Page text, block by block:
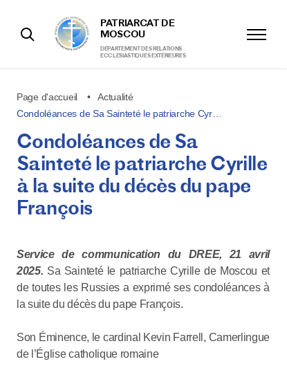
PATRIARCAT DE
MOSCOU
DÉPARTEMENT DES RELATIONS
ECCLÉSIASTIQUES EXTÉRIEURES
Page d'accueil
Actualité
Condoléances de Sa Sainteté le patriarche Cyr…
Condoléances de Sa
Sainteté le patriarche Cyrille
à la suite du décès du pape
François
Service de communication du DREE, 21 avril
2025. Sa Sainteté le patriarche Cyrille de Moscou et
de toutes les Russies a exprimé ses condoléances à
la suite du décès du pape François.
Son Éminence, le cardinal Kevin Farrell, Camerlingue
de l’Église catholique romaine